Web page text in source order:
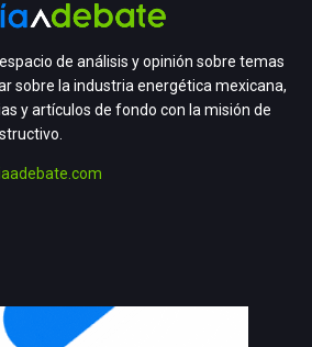
de análisis y opinión sobre temas
sobre la industria energética mexicana,
y artículos de fondo con la misión de